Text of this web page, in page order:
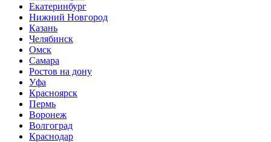
Екатеринбург
Нижний Новгород
Казань
Челябинск
Омск
Самара
Ростов на дону
Уфа
Красноярск
Пермь
Воронеж
Волгоград
Краснодар